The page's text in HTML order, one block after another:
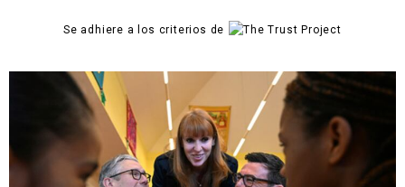
Se adhiere a los criterios de